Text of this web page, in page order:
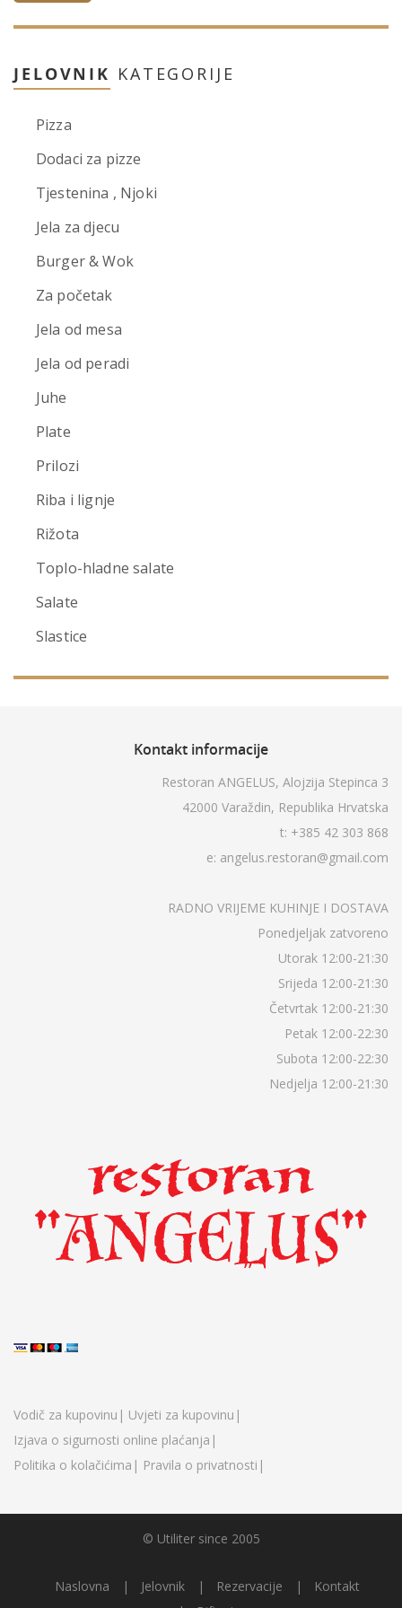
JELOVNIK KATEGORIJE
Pizza
Dodaci za pizze
Tjestenina , Njoki
Jela za djecu
Burger & Wok
Za početak
Jela od mesa
Jela od peradi
Juhe
Plate
Prilozi
Riba i lignje
Rižota
Toplo-hladne salate
Salate
Slastice
Kontakt informacije
Restoran ANGELUS, Alojzija Stepinca 3
42000 Varaždin, Republika Hrvatska
t: +385 42 303 868
e: angelus.restoran@gmail.com
RADNO VRIJEME KUHINJE I DOSTAVA
Ponedjeljak zatvoreno
Utorak 12:00-21:30
Srijeda 12:00-21:30
Četvrtak 12:00-21:30
Petak 12:00-22:30
Subota 12:00-22:30
Nedjelja 12:00-21:30
Vodič za kupovinu| Uvjeti za kupovinu|
Izjava o sigurnosti online plaćanja|
Politika o kolačićima| Pravila o privatnosti|
© Utilitersince 2005
Naslovna Jelovnik Rezervacije
Kontakt